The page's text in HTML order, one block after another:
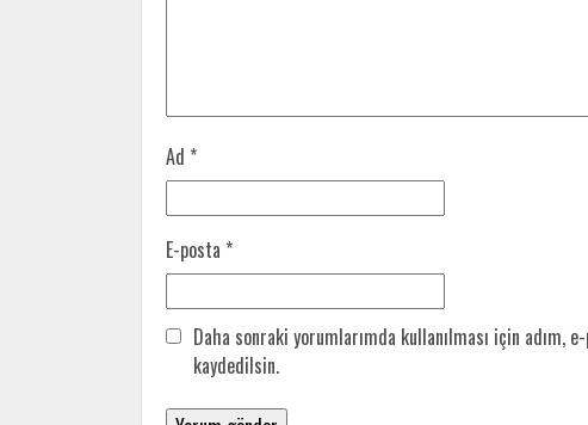
Ad *
E-posta *
Daha sonraki yorumlarımda kullanılması için adım,
kaydedilsin.